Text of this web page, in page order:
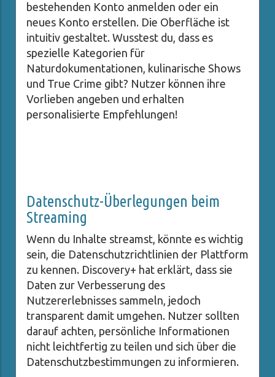
bestehenden Konto anmelden oder ein
neues Konto erstellen. Die Oberfläche ist
intuitiv gestaltet. Wusstest du, dass es
spezielle Kategorien für
Naturdokumentationen, kulinarische Shows
und True Crime gibt? Nutzer können ihre
Vorlieben angeben und erhalten
personalisierte Empfehlungen!
Datenschutz-Überlegungen beim
Streaming
Wenn du Inhalte streamst, könnte es wichtig
sein, die Datenschutzrichtlinien der Plattform
zu kennen. Discovery+ hat erklärt, dass sie
Daten zur Verbesserung des
Nutzererlebnisses sammeln, jedoch
transparent damit umgehen. Nutzer sollten
darauf achten, persönliche Informationen
nicht leichtfertig zu teilen und sich über die
Datenschutzbestimmungen zu informieren.